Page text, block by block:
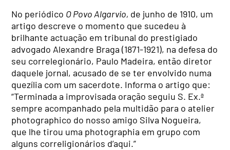
No periódico O Povo Algarvio, de junho de 1910, um
artigo descreve o momento que sucedeu à
brilhante actuação em tribunal do prestigiado
advogado Alexandre Braga (1871-1921), na defesa do
seu correlegionário, Paulo Madeira, então diretor
daquele jornal, acusado de se ter envolvido numa
quezília com um sacerdote. Informa o artigo que:
“Terminada a improvisada oração seguiu S. Ex.ª
sempre acompanhado pela multidão para o atelier
photographico do nosso amigo Silva Nogueira,
que lhe tirou uma photographia em grupo com
alguns correligionários d’aqui.”